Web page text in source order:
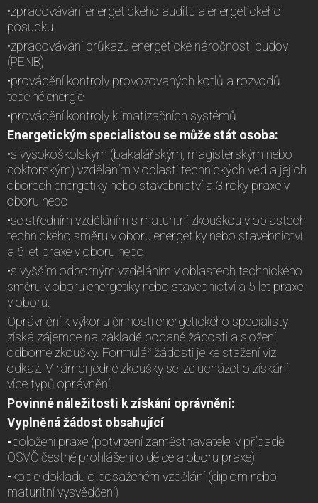
•zpracovávání energetického auditu a energetického
posudku
•zpracovávání průkazu energetické náročnosti budov
(PENB)
•provádění kontroly provozovaných kotlů a rozvodů
tepelné energie
•provádění kontroly klimatizačních systémů
Energetickým specialistou se může stát osoba:
•s vysokoškolským (bakalářským, magisterským nebo
doktorským) vzděláním v oblasti technických věd a jejich
oborech energetiky nebo stavebnictví a 3 roky praxe v
oboru nebo
•se středním vzděláním s maturitní zkouškou v oblastech
technického směru v oboru energetiky nebo stavebnictví
a 6 let praxe v oboru nebo
•s vyšším odborným vzděláním v oblastech technického
směru v oboru energetiky nebo stavebnictví a 5 let praxe
v oboru.
Oprávnění k výkonu činnosti energetického specialisty
získá zájemce na základě podané žádosti a složení
odborné zkoušky. Formulář žádosti je ke stažení viz
odkaz. V rámci jedné zkoušky se lze ucházet o získání
více typů oprávnění.
Povinné náležitosti k získání oprávnění:
Vyplněná žádost obsahující
-doložení praxe (potvrzení zaměstnavatele, v případě
OSVČ čestné prohlášení o délce a oboru praxe)
-kopie dokladu o dosaženém vzdělání (diplom nebo
maturitní vysvědčení)